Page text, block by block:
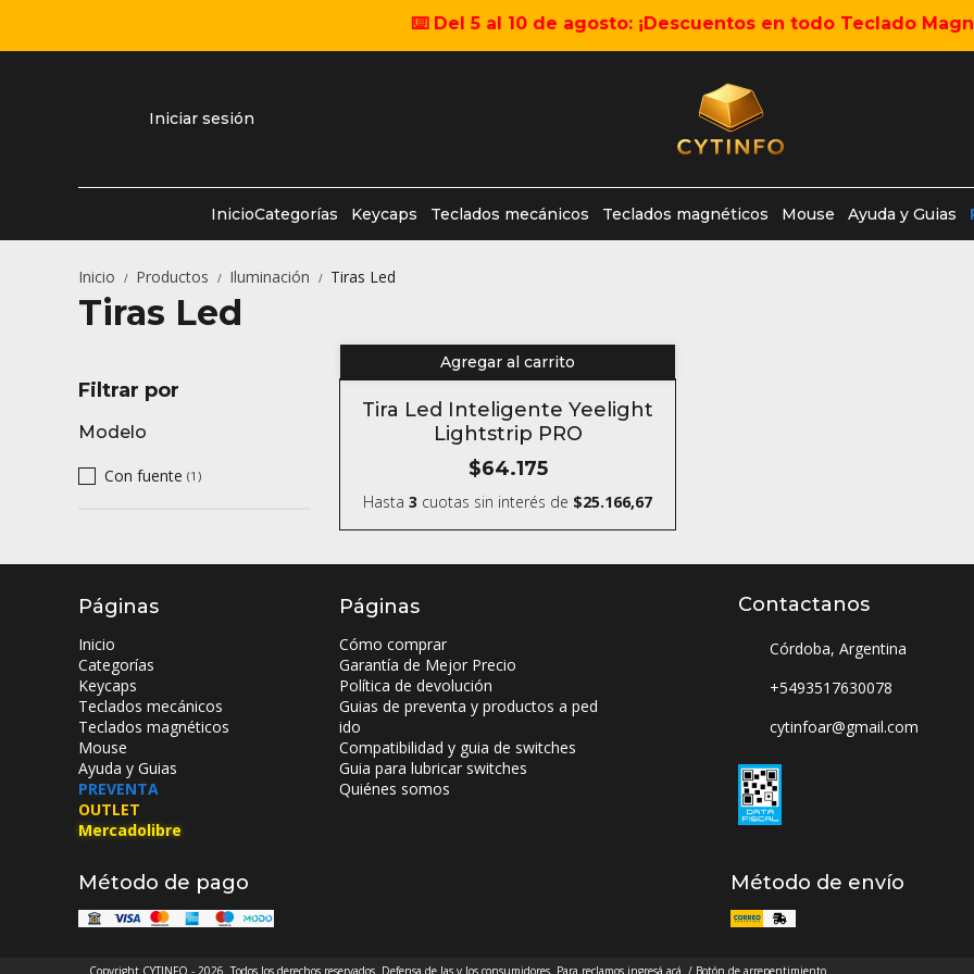
⌨️ Del 5 al 10 de agosto: ¡Descuentos en todo Teclado
Iniciar sesión
InicioCategorías Keycaps Teclados mecánicos Teclados magnéticos Mouse Ayuda y Guias
Inicio / Productos / Iluminación / Tiras Led
Tiras Led
Filtrar por
Modelo
Con fuente (1)
10% OFF
COMPRANDO 2 O MÁS
Agregar al carrito
Tira Led Inteligente Yeelight
Lightstrip PRO
$64.175
Hasta 3 cuotas sin interés de $25.166,67
Páginas
Inicio
Categorías
Keycaps
Teclados mecánicos
Teclados magnéticos
Mouse
Ayuda y Guias
PREVENTA
OUTLET
Mercadolibre
Páginas
Cómo comprar
Garantía de Mejor Precio
Política de devolución
Guias de preventa y productos a ped
ido
Compatibilidad y guia de switches
Guia para lubricar switches
Quiénes somos
Contactanos
Córdoba, Argentina
+5493517630078
cytinfoar@gmail.com
Método de pago Método de envío